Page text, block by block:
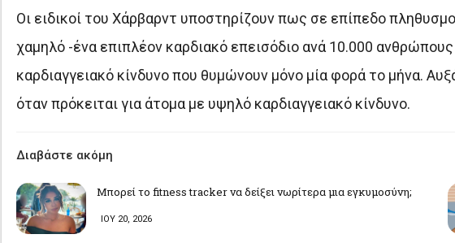
Οι ειδικοί του Χάρβαρντ υποστηρίζουν πως σε επίπεδο
χαμηλό -ένα επιπλέον καρδιακό επεισόδιο ανά 10.000
καρδιαγγειακό κίνδυνο που θυμώνουν μόνο μία φορά το μήνα.
όταν πρόκειται για άτομα με υψηλό καρδιαγγειακό κίνδυνο.
Διαβάστε ακόμη
Μπορεί το fitness tracker να δείξει νωρίτερα μια εγκυμοσύνη;
ΙΟΥ 20, 2026